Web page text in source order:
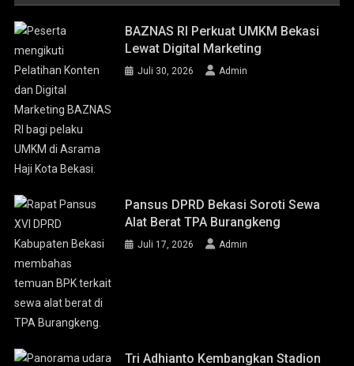
BAZNAS RI Perkuat UMKM Bekasi
Lewat Digital Marketing
Juli 30, 2026 Admin
Pansus DPRD Bekasi Soroti Sewa
Alat Berat TPA Burangkeng
Juli 17, 2026 Admin
Tri Adhianto Kembangkan Stadion